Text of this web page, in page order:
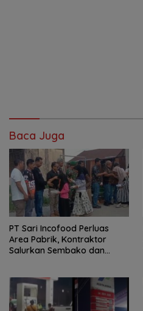
Baca Juga
PT Sari Incofood Perluas
Area Pabrik, Kontraktor
Salurkan Sembako dan